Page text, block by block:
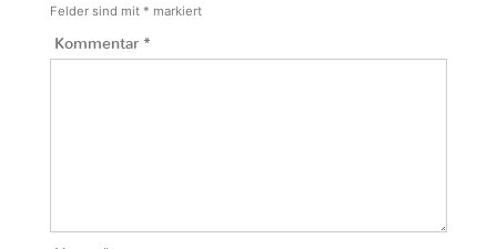
Felder sind mit * markiert
Kommentar *